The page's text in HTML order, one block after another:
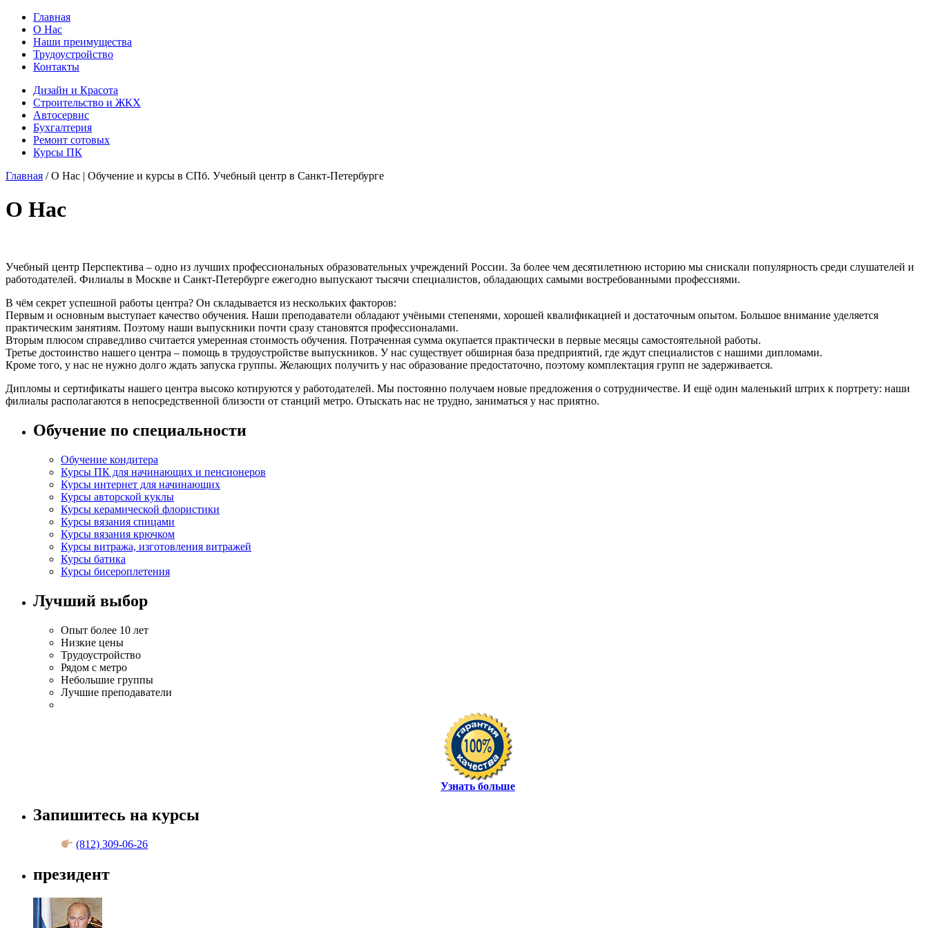
Главная
О Нас
Наши преимущества
Трудоустройство
Контакты
Дизайн и Красота
Строительство и ЖКХ
Автосервис
Бухгалтерия
Ремонт сотовых
Курсы ПК
Главная / О Нас | Обучение и курсы в СПб. Учебный центр в Санкт-Петербурге
О Нас
Учебный центр Перспектива – одно из лучших профессиональных образовательных учреждений России. За более чем десятилетнюю историю мы снискали популярность среди слушателей и
работодателей. Филиалы в Москве и Санкт-Петербурге ежегодно выпускают тысячи специалистов, обладающих самыми востребованными профессиями.
В чём секрет успешной работы центра? Он складывается из нескольких факторов:
Первым и основным выступает качество обучения. Наши преподаватели обладают учёными степенями, хорошей квалификацией и достаточным опытом. Большое внимание уделяется
практическим занятиям. Поэтому наши выпускники почти сразу становятся профессионалами.
Вторым плюсом справедливо считается умеренная стоимость обучения. Потраченная сумма окупается практически в первые месяцы самостоятельной работы.
Третье достоинство нашего центра – помощь в трудоустройстве выпускников. У нас существует обширная база предприятий, где ждут специалистов с нашими дипломами.
Кроме того, у нас не нужно долго ждать запуска группы. Желающих получить у нас образование предостаточно, поэтому комплектация групп не задерживается.
Дипломы и сертификаты нашего центра высоко котируются у работодателей. Мы постоянно получаем новые предложения о сотрудничестве. И ещё один маленький штрих к портрету: наши
филиалы располагаются в непосредственной близости от станций метро. Отыскать нас не трудно, заниматься у нас приятно.
Обучение по специальности
Обучение кондитера
Курсы ПК для начинающих и пенсионеров
Курсы интернет для начинающих
Курсы авторской куклы
Курсы керамической флористики
Курсы вязания спицами
Курсы вязания крючком
Курсы витража, изготовления витражей
Курсы батика
Курсы бисероплетения
Лучший выбор
Опыт более 10 лет
Низкие цены
Трудоустройство
Рядом с метро
Небольшие группы
Лучшие преподаватели
Узнать больше
Запишитесь на курсы
(812) 309-06-26
президент